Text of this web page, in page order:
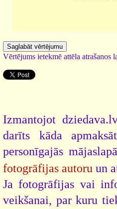
Vērtējums ietekmē attēla atrašanos
Izmantojot
darīts kāda
personīgajās
fotogrāfijas autoru un
Ja fotogrāfijas vai
veikšanai, par kuru